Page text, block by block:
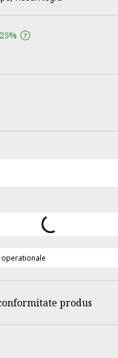
25%
operationale
produs